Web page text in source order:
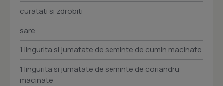
curatati si zdrobiti
sare
1 lingurita si jumatate de seminte de cumin macinate
1 lingurita si jumatate de seminte de coriandru
macinate